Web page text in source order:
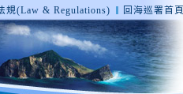
規(Law & Regulations) 回海巡署首頁